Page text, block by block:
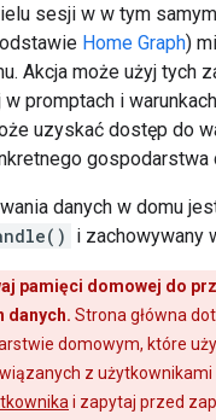
sesji w w tym
Home Graph)
Akcja może użyj tych
promptach i
uzyskać dostęp do
gospodarstwa
danych w domu
i zachowywany
pamięci domowej do
danych. Strona główna
domowym, które
z
i zapytaj przed